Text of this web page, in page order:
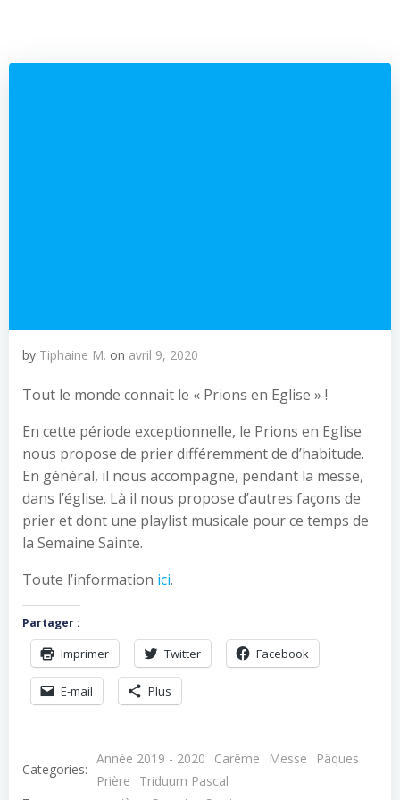
by Tiphaine M. on avril 9, 2020
Tout le monde connait le « Prions en Eglise » !
En cette période exceptionnelle, le Prions en Eglise
nous propose de prier différemment de d’habitude.
En général, il nous accompagne, pendant la messe,
dans l’église. Là il nous propose d’autres façons de
prier et dont une playlist musicale pour ce temps de
la Semaine Sainte.
Toute l’information ici.
Partager :
Imprimer Twitter Facebook
E-mail Plus
Categories:
Année 2019 - 2020 Carême Messe
Pâques
Prière
Triduum Pascal